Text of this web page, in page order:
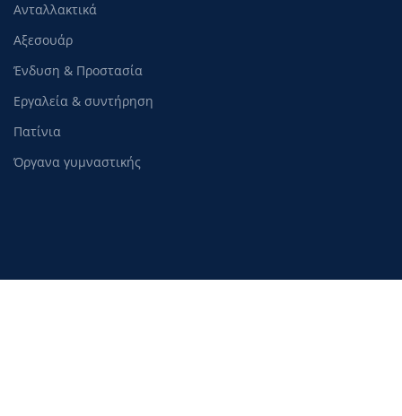
Ανταλλακτικά
Αξεσουάρ
Ένδυση & Προστασία
Εργαλεία & συντήρηση
Πατίνια
Όργανα γυμναστικής